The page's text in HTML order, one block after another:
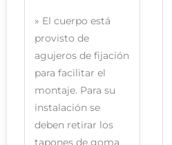
» El cuerpo está
provisto de
agujeros de fijación
para facilitar el
montaje. Para su
instalación se
deben retirar los
tapones de goma